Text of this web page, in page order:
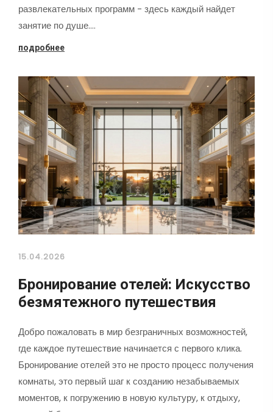
развлекательных программ - здесь каждый найдет
занятие по душе.…
подробнее
15.04.2026
Бронирование отелей: Искусство
безмятежного путешествия
Добро пожаловать в мир безграничных возможностей,
где каждое путешествие начинается с первого клика.
Бронирование отелей это не просто процесс получения
комнаты, это первый шаг к созданию незабываемых
моментов, к погружению в новую культуру, к отдыху,